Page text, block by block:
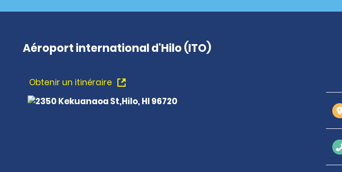
Aéroport international d'Hilo (ITO)
Obtenir un itinéraire